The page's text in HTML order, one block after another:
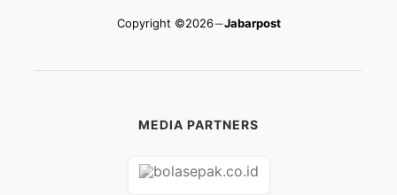
Copyright ©2026 Jabarpost
MEDIA PARTNERS